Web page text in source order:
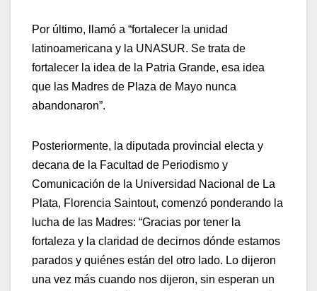
Por último, llamó a “fortalecer la unidad
latinoamericana y la UNASUR. Se trata de
fortalecer la idea de la Patria Grande, esa idea
que las Madres de Plaza de Mayo nunca
abandonaron”.
Posteriormente, la diputada provincial electa y
decana de la Facultad de Periodismo y
Comunicación de la Universidad Nacional de La
Plata, Florencia Saintout, comenzó ponderando la
lucha de las Madres: “Gracias por tener la
fortaleza y la claridad de decirnos dónde estamos
parados y quiénes están del otro lado. Lo dijeron
una vez más cuando nos dijeron, sin esperan un